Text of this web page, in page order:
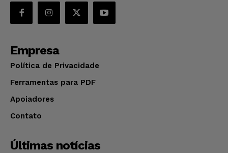
Empresa
Política de Privacidade
Ferramentas para PDF
Apoiadores
Contato
Últimas notícias